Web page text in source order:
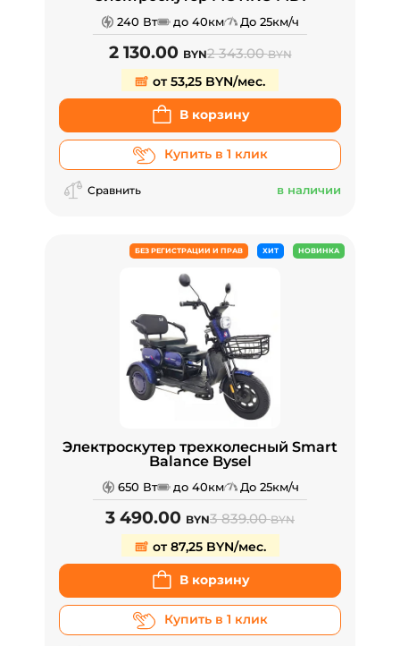
240 Вт до 40км До 25км/ч
2 130.00 BYN2 343.00BYN
от 53,25 BYN/мес.
В корзину
Купить в 1 клик
Сравнить в наличии
БЕЗ РЕГИСТРАЦИИ И ПРАВ ХИТ НОВИНКА
Электроскутер трехколесный Smart
Balance Bysel
650 Вт до 40км До 25км/ч
3 490.00 BYN3 839.00BYN
от 87,25 BYN/мес.
В корзину
Купить в 1 клик